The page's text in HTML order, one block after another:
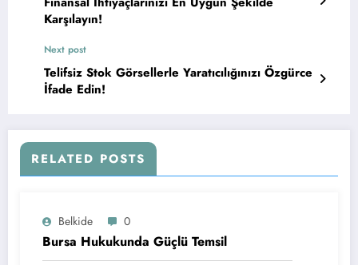
Karşılayın!
Next post
Telifsiz Stok Görsellerle Yaratıcılığınızı Özgürce
İfade Edin!
RELATED POSTS
Belkide 0
Bursa Hukukunda Güçlü Temsil